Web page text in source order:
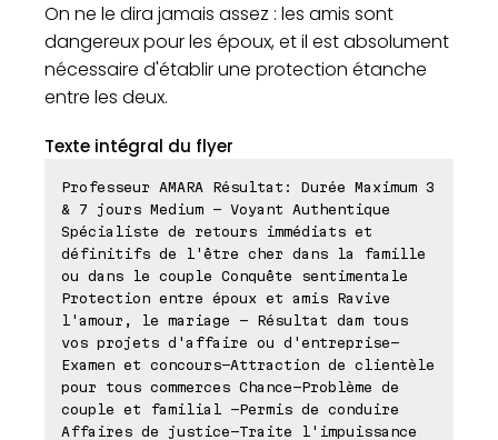
On ne le dira jamais assez : les amis sont
dangereux pour les époux, et il est absolument
nécessaire d'établir une protection étanche
entre les deux.
Texte intégral du flyer
Professeur AMARA Résultat: Durée Maximum 3
& 7 jours Medium - Voyant Authentique
Spécialiste de retours immédiats et
définitifs de l'être cher dans la famille
ou dans le couple Conquête sentimentale
Protection entre époux et amis Ravive
l'amour, le mariage - Résultat dam tous
vos projets d'affaire ou d'entreprise-
Examen et concours-Attraction de clientèle
pour tous commerces Chance-Problème de
couple et familial -Permis de conduire
Affaires de justice-Traite l'impuissance